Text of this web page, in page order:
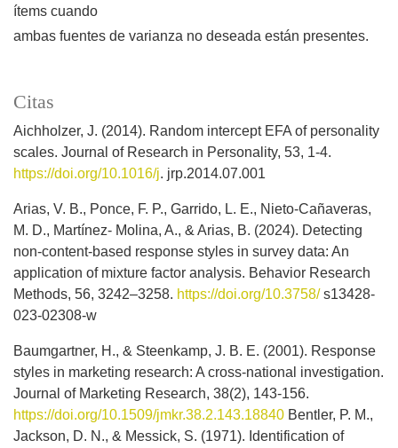
ítems cuando
ambas fuentes de varianza no deseada están presentes.
Citas
Aichholzer, J. (2014). Random intercept EFA of personality
scales. Journal of Research in Personality, 53, 1-4.
https://doi.org/10.1016/j. jrp.2014.07.001
Arias, V. B., Ponce, F. P., Garrido, L. E., Nieto-Cañaveras,
M. D., Martínez- Molina, A., & Arias, B. (2024). Detecting
non-content-based response styles in survey data: An
application of mixture factor analysis. Behavior Research
Methods, 56, 3242–3258. https://doi.org/10.3758/s13428-
023-02308-w
Baumgartner, H., & Steenkamp, J. B. E. (2001). Response
styles in marketing research: A cross-national investigation.
Journal of Marketing Research, 38(2), 143-156.
https://doi.org/10.1509/jmkr.38.2.143.18840 Bentler, P. M.,
Jackson, D. N., & Messick, S. (1971). Identification of